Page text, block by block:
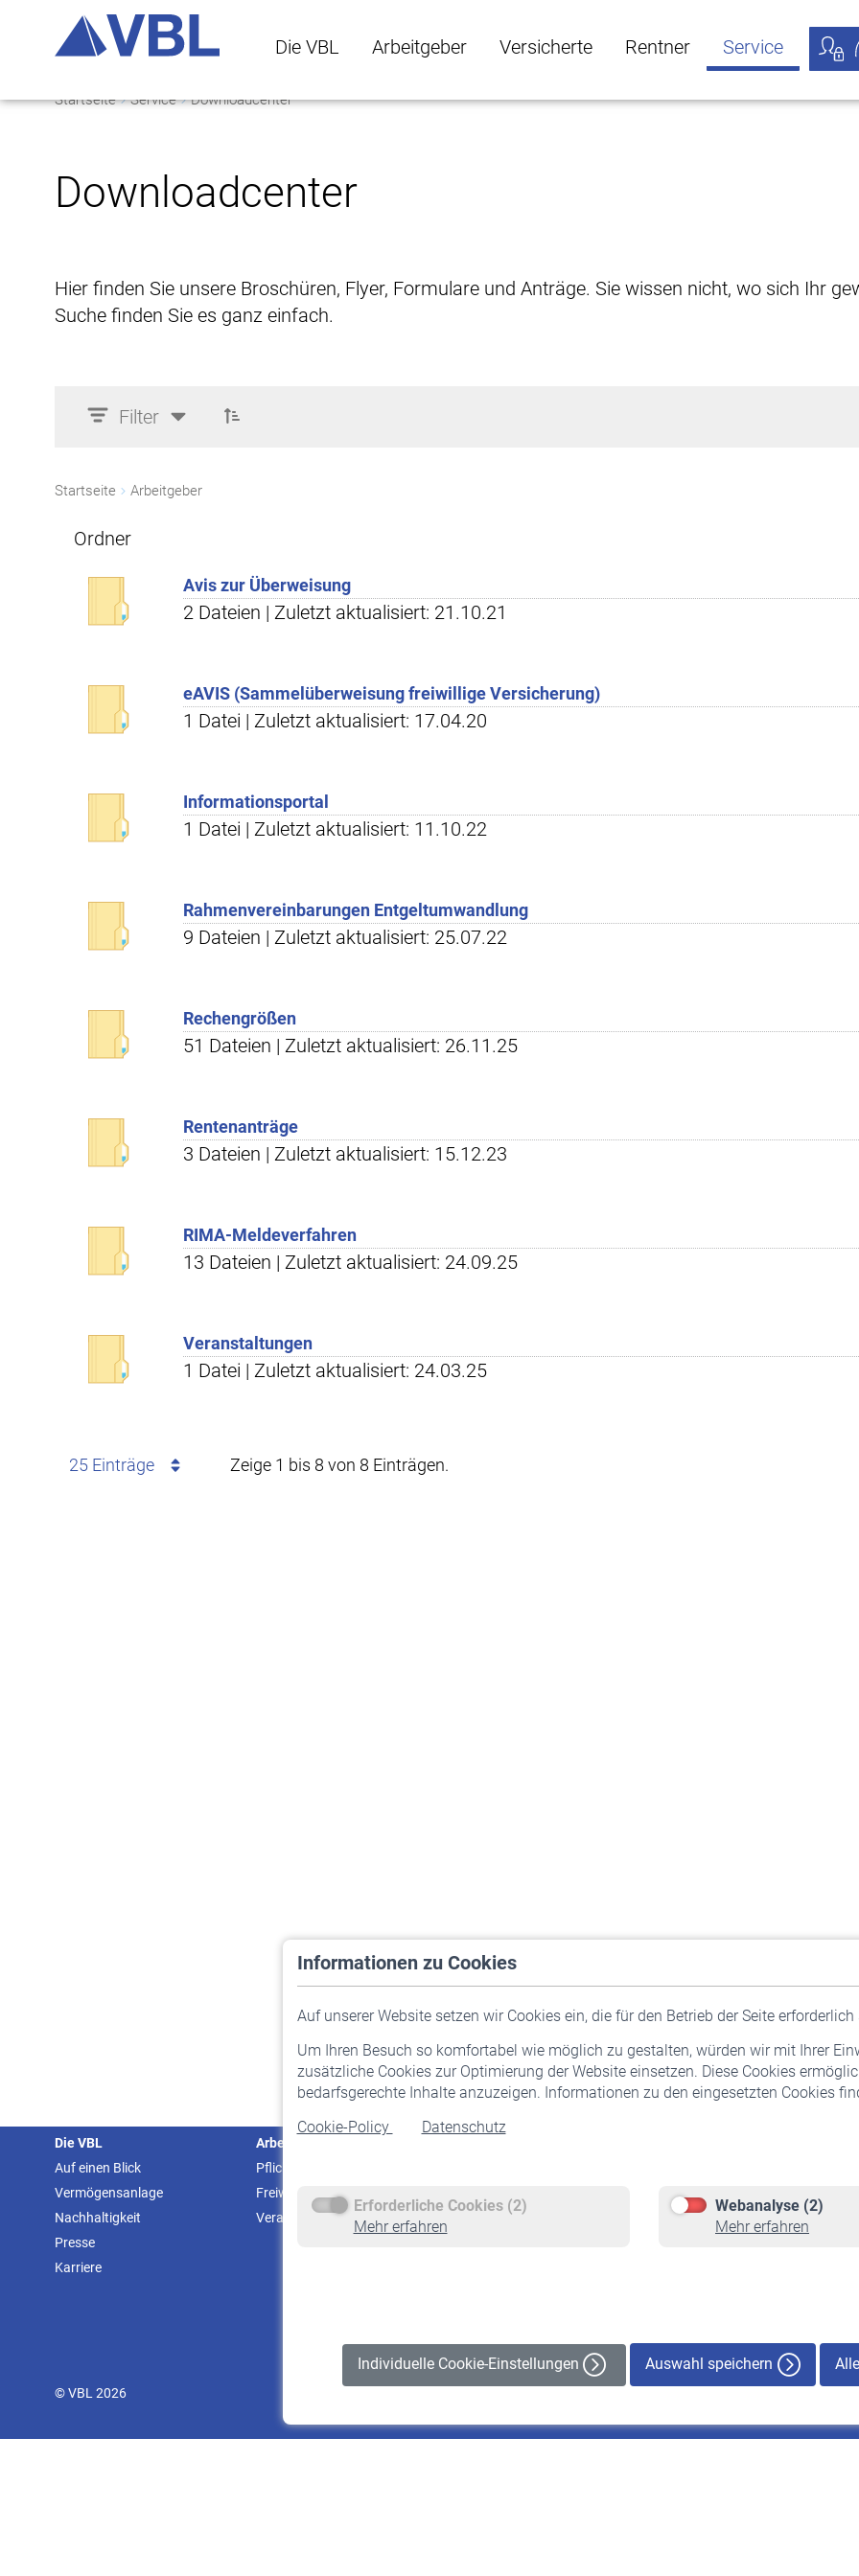
Die VBL Arbeitgeber Versicherte Rentner Service
Startseite Service Downloadcenter
Downloadcenter
Hier finden Sie unsere Broschüren, Flyer, Formulare und Anträge. Sie wissen nicht, wo sich Ihr
Suche finden Sie es ganz einfach.
Filter
Startseite Arbeitgeber
Ordner
Avis zur Überweisung
2 Dateien | Zuletzt aktualisiert: 21.10.21
eAVIS (Sammelüberweisung freiwillige Versicherung)
1 Datei | Zuletzt aktualisiert: 17.04.20
Informationsportal
1 Datei | Zuletzt aktualisiert: 11.10.22
Rahmenvereinbarungen Entgeltumwandlung
9 Dateien | Zuletzt aktualisiert: 25.07.22
Rechengrößen
51 Dateien | Zuletzt aktualisiert: 26.11.25
Rentenanträge
3 Dateien | Zuletzt aktualisiert: 15.12.23
RIMA-Meldeverfahren
13 Dateien | Zuletzt aktualisiert: 24.09.25
Veranstaltungen
1 Datei | Zuletzt aktualisiert: 24.03.25
25 Einträge Zeige 1 bis 8 von 8 Einträgen.
Informationen zu Cookies
Auf unserer Website setzen wir Cookies ein, die für den Betrieb der Seite erforderlich
Um Ihren Besuch so komfortabel wie möglich zu gestalten, würden wir mit Ihrer
zusätzliche Cookies zur Optimierung der Website einsetzen. Diese Cookies
bedarfsgerechte Inhalte anzuzeigen. Informationen zu den eingesetzten Cookies
Cookie-Policy
Datenschutz
Erforderliche Cookies (2)
Mehr erfahren
Webanalyse (2)
Mehr erfahren
Individuelle Cookie-Einstellungen Auswahl speichern
Die VBL
Auf einen Blick
Vermögensanlage
Nachhaltigkeit
Presse
Karriere
Arbeitgeber
Pflichtversicherung
Freiwillige Versicherung
Veranstaltungen
Staatliche Förderung
Rente beantragen
Rentenauszahlung
© VBL 2026